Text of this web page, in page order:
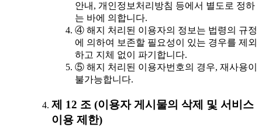
안내, 개인정보처리방침 등에서 별도로 정하
는 바에 의합니다.
④ 해지 처리된 이용자의 정보는 법령의 규정
에 의하여 보존할 필요성이 있는 경우를 제외
하고 지체 없이 파기합니다.
⑤ 해지 처리된 이용자번호의 경우, 재사용이
불가능합니다.
제 12 조 (이용자 게시물의 삭제 및 서비스
이용 제한)